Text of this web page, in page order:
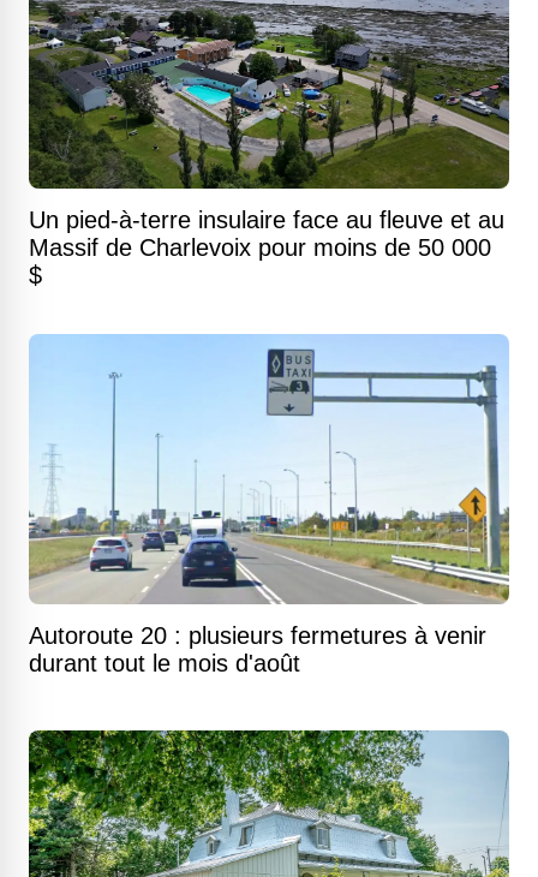
Un pied-à-terre insulaire face au fleuve et au
Massif de Charlevoix pour moins de 50 000
$
Autoroute 20 : plusieurs fermetures à venir
durant tout le mois d'août